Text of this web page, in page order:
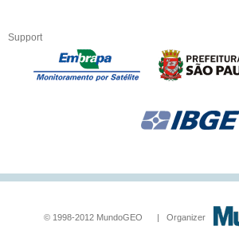
Support
© 1998-2012 MundoGEO | Organizer